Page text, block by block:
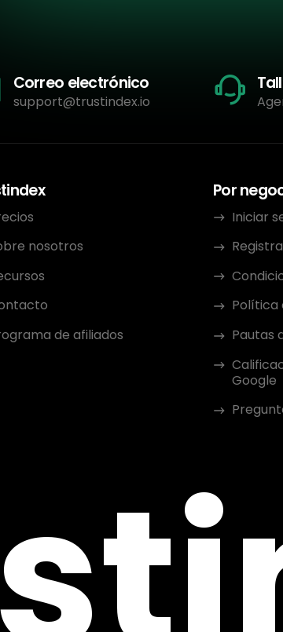
Correo electrónico
support@trustindex.io
nosotros
de afiliados
Por
Iniciar
Política
Pautas
Google